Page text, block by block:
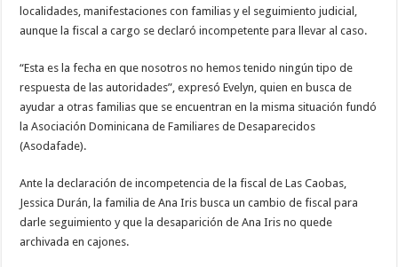
localidades, manifestaciones con familias y el seguimiento judicial,
aunque la fiscal a cargo se declaró incompetente para llevar al caso.
“Esta es la fecha en que nosotros no hemos tenido ningún tipo de
respuesta de las autoridades”, expresó Evelyn, quien en busca de
ayudar a otras familias que se encuentran en la misma situación fundó
la Asociación Dominicana de Familiares de Desaparecidos
(Asodafade).
Ante la declaración de incompetencia de la fiscal de Las Caobas,
Jessica Durán, la familia de Ana Iris busca un cambio de fiscal para
darle seguimiento y que la desaparición de Ana Iris no quede
archivada en cajones.